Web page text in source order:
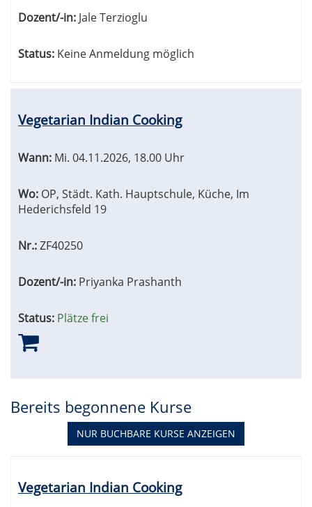
Dozent/-in: Jale Terzioglu
Status: Keine Anmeldung möglich
Vegetarian Indian Cooking
Wann: Mi. 04.11.2026, 18.00 Uhr
Wo: OP, Städt. Kath. Hauptschule, Küche, Im
Hederichsfeld 19
Nr.:ZF40250
Dozent/-in: Priyanka Prashanth
Status: Plätze frei
Bereits begonnene Kurse
NUR BUCHBARE KURSE ANZEIGEN
Tabellenüberschriften
können
Vegetarian Indian Cooking